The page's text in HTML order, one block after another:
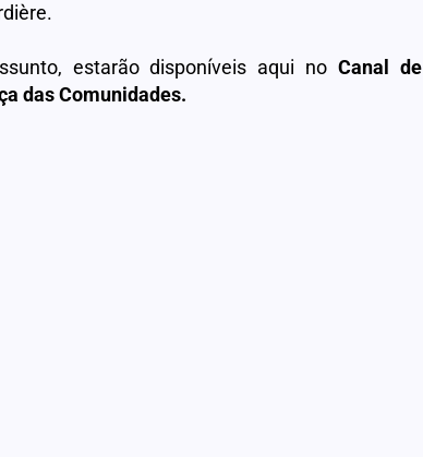
estarão disponíveis aqui no Canal de
das Comunidades.